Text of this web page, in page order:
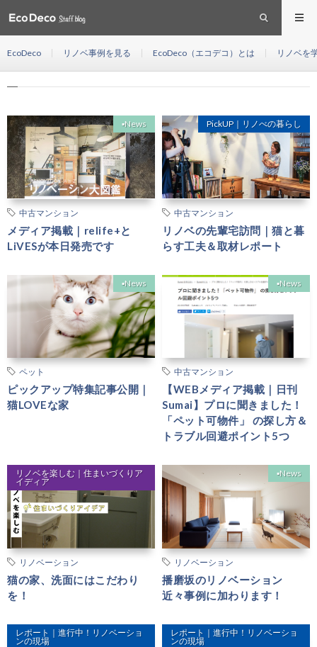
EcoDeco リノベ事例を見る EcoDeco（エコデコ）とは リノベを
HOME 猫
▪︎News
中古マンション
メディア掲載｜relife+と
LiVESが本日発売です
PickUP｜リノべの暮らし
中古マンション
リノベの先輩宅訪問｜猫と暮
らす工夫＆取材レポート
▪︎News
ペット
ピックアップ特集記事公開｜
猫LOVEな家
▪︎News
中古マンション
【WEBメディア掲載｜日刊
Sumai】プロに聞きました！
「ペット可物件」 の探し方＆
トラブル回避ポイント5つ
リノベを楽しむ｜住まいづくりア
イディア
リノベーション
猫の家、洗面にはこだわり
を！
▪︎News
リノベーション
播磨坂のリノベーション
近々事例に加わります！
レポート｜進行中！リノベーショ
ンの現場
レポート｜進行中！リノベーショ
ンの現場